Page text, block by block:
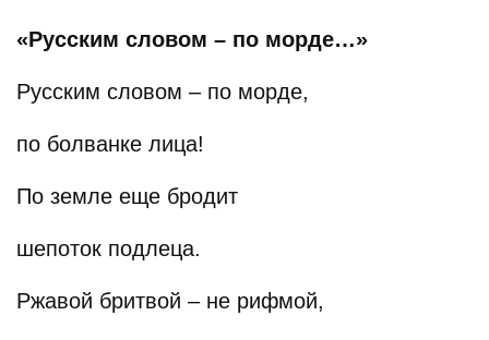
«Русским словом – по морде…»
Русским словом – по морде,
по болванке лица!
По земле еще бродит
шепоток подлеца.
Ржавой бритвой – не рифмой,